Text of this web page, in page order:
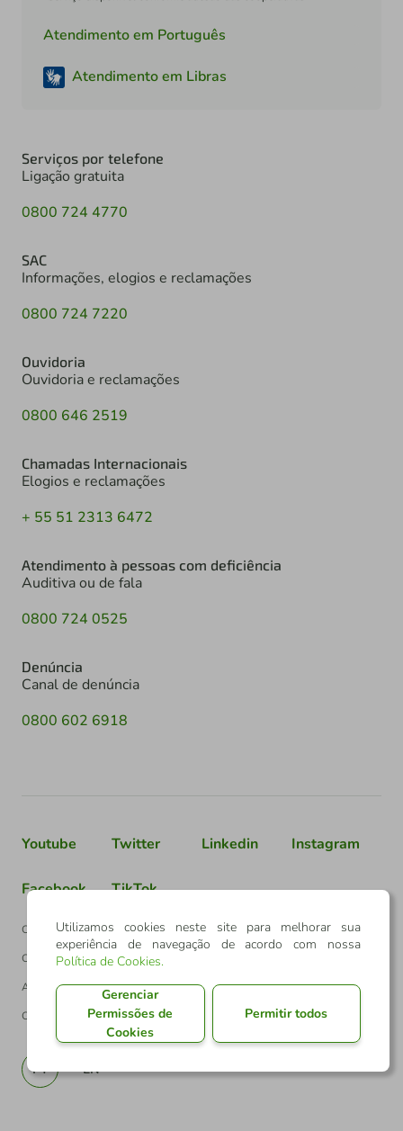
Atendimento em Português
Atendimento em Libras
Serviços por telefone
Ligação gratuita
0800 724 4770
SAC
Informações, elogios e reclamações
0800 724 7220
Ouvidoria
Ouvidoria e reclamações
0800 646 2519
Chamadas Internacionais
Elogios e reclamações
+ 55 51 2313 6472
Atendimento à pessoas com deficiência
Auditiva ou de fala
0800 724 0525
Denúncia
Canal de denúncia
0800 602 6918
Youtube Twitter Linkedin Instagram
Facebook TikTok
Confederação Sicredi
CNPJ: 03.795.072/0001-60
Av. Assis Brasil, 3940, J. Lindóia - Porto Alegre
CEP: 91010-003
PT EN
Utilizamos cookies neste site para melhorar sua
experiência de navegação de acordo com nossa
Política de Cookies.
Gerenciar
Permissões de
Cookies
Permitir todos